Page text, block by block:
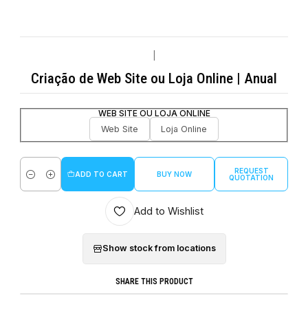
Criação de Web Site ou Loja Online | Anual
WEB SITE OU LOJA ONLINE
Web Site
Loja Online
Quantity
ADD TO CART BUY NOW
REQUEST
QUOTATION
Add to Wishlist
Show stock from locations
SHARE THIS PRODUCT